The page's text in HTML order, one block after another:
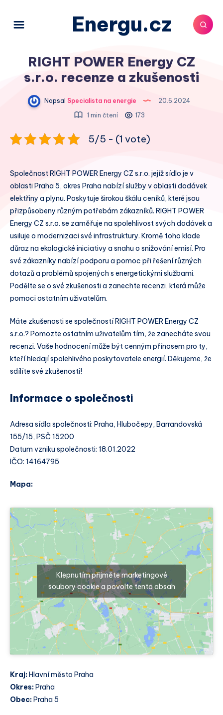
Energu.cz
RIGHT POWER Energy CZ
s.r.o. recenze a zkušenosti
Napsal Specialista na energie
20.6.2024
1 min čtení
173
5/5 - (1 vote)
Společnost RIGHT POWER Energy CZ s.r.o. jejíž sídlo je v
oblasti Praha 5, okres Praha nabízí služby v oblasti dodávek
elektřiny a plynu. Poskytuje širokou škálu ceníků, které jsou
přizpůsobeny různým potřebám zákazníků. RIGHT POWER
Energy CZ s.r.o. se zaměřuje na spolehlivost svých dodávek a
usiluje o modernizaci své infrastruktury. Kromě toho klade
důraz na ekologické iniciativy a snahu o snižování emisí. Pro
své zákazníky nabízí podporu a pomoc při řešení různých
dotazů a problémů spojených s energetickými službami.
Podělte se o své zkušenosti a zanechte recenzi, která může
pomoci ostatním uživatelům.
Máte zkušenosti se společností RIGHT POWER Energy CZ
s.r.o.? Pomozte ostatním uživatelům tím, že zanecháte svou
recenzi. Vaše hodnocení může být cenným přínosem pro ty,
kteří hledají spolehlivého poskytovatele energií. Děkujeme, že
sdílíte své zkušenosti!
Informace o společnosti
Adresa sídla společnosti: Praha, Hlubočepy, Barrandovská
155/15, PSČ 15200
Datum vzniku společnosti: 18.01.2022
IČO: 14164795
Mapa:
Klepnutím přijměte marketingové
soubory cookie a povolte tento obsah
Kraj: Hlavní město Praha
Okres: Praha
Obec: Praha 5